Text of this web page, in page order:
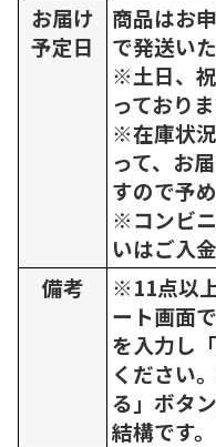
お届け
予定日
商品はお
で発送いた
※土日、
っておりま
※在庫状
って、お
すので予
※コンビ
いはご入
備考
※11点以
ート画面
を入力し
ください
る」ボタ
結構です。